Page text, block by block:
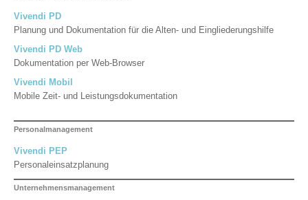
Vivendi PD
Planung und Dokumentation für die Alten- und Eingliederungshilfe
Vivendi PD Web
Dokumentation per Web-Browser
Vivendi Mobil
Mobile Zeit- und Leistungsdokumentation
Personalmanagement
Vivendi PEP
Personaleinsatzplanung
Unternehmensmanagement